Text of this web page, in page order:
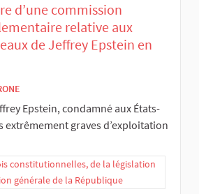
d’une commission
relative aux
de Jeffrey Epstein en
Epstein, condamné aux États-
extrêmement graves d’exploitation
constitutionnelles, de la législation
générale de la République